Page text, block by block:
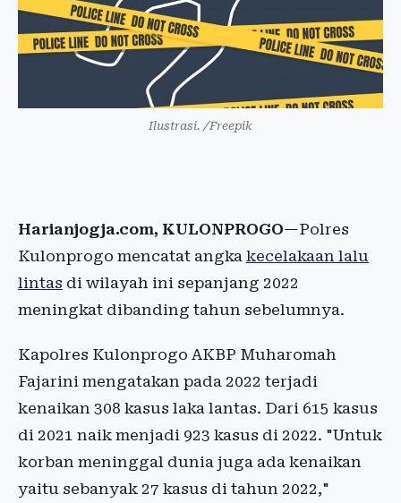
Ilustrasi. /Freepik
Harianjogja.com, KULONPROGO—Polres
Kulonprogo mencatat angka kecelakaan lalu
lintas di wilayah ini sepanjang 2022
meningkat dibanding tahun sebelumnya.
Kapolres Kulonprogo AKBP Muharomah
Fajarini mengatakan pada 2022 terjadi
kenaikan 308 kasus laka lantas. Dari 615 kasus
di 2021 naik menjadi 923 kasus di 2022. "Untuk
korban meninggal dunia juga ada kenaikan
yaitu sebanyak 27 kasus di tahun 2022,"